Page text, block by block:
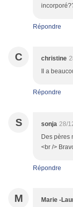
Répondre
C christine
Il a
Répondre
S sonja 28/
Des pères
<br />
Répondre
M Marie -